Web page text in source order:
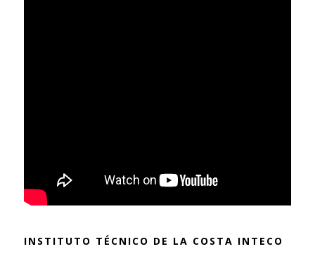
INSTITUTO TÉCNICO DE LA COSTA INTECO